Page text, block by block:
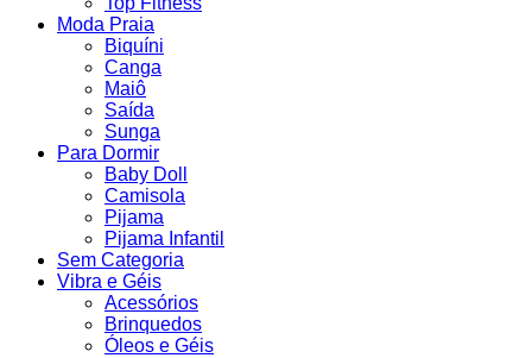
Moda Praia
Biquíni
Canga
Maiô
Saída
Sunga
Para Dormir
Baby Doll
Camisola
Pijama
Pijama Infantil
Sem Categoria
Vibra e Géis
Acessórios
Brinquedos
Óleos e Géis